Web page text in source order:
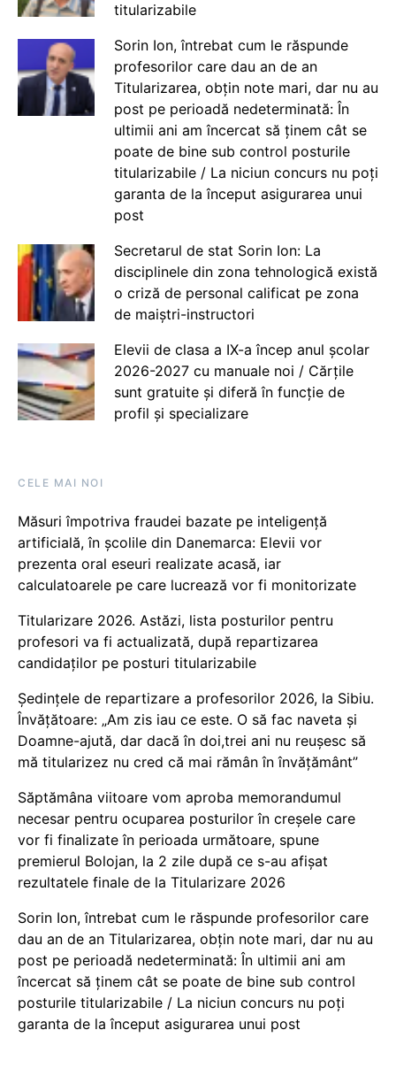
titularizabile
Sorin Ion, întrebat cum le răspunde
profesorilor care dau an de an
Titularizarea, obțin note mari, dar nu au
post pe perioadă nedeterminată: În
ultimii ani am încercat să ținem cât se
poate de bine sub control posturile
titularizabile / La niciun concurs nu poți
garanta de la început asigurarea unui
post
Secretarul de stat Sorin Ion: La
disciplinele din zona tehnologică există
o criză de personal calificat pe zona
de maiștri-instructori
Elevii de clasa a IX-a încep anul școlar
2026-2027 cu manuale noi / Cărțile
sunt gratuite și diferă în funcție de
profil și specializare
CELE MAI NOI
Măsuri împotriva fraudei bazate pe inteligență
artificială, în școlile din Danemarca: Elevii vor
prezenta oral eseuri realizate acasă, iar
calculatoarele pe care lucrează vor fi monitorizate
Titularizare 2026. Astăzi, lista posturilor pentru
profesori va fi actualizată, după repartizarea
candidaților pe posturi titularizabile
Ședințele de repartizare a profesorilor 2026, la Sibiu.
Învățătoare: „Am zis iau ce este. O să fac naveta și
Doamne-ajută, dar dacă în doi,trei ani nu reușesc să
mă titularizez nu cred că mai rămân în învățământ”
Săptămâna viitoare vom aproba memorandumul
necesar pentru ocuparea posturilor în creșele care
vor fi finalizate în perioada următoare, spune
premierul Bolojan, la 2 zile după ce s-au afișat
rezultatele finale de la Titularizare 2026
Sorin Ion, întrebat cum le răspunde profesorilor care
dau an de an Titularizarea, obțin note mari, dar nu au
post pe perioadă nedeterminată: În ultimii ani am
încercat să ținem cât se poate de bine sub control
posturile titularizabile / La niciun concurs nu poți
garanta de la început asigurarea unui post